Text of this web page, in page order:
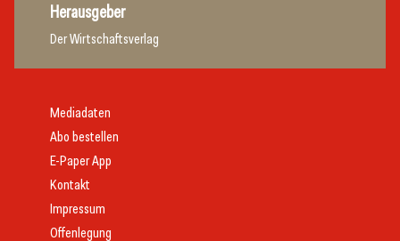
Herausgeber
Der Wirtschaftsverlag
Mediadaten
Abo bestellen
E-Paper App
Kontakt
Impressum
Offenlegung